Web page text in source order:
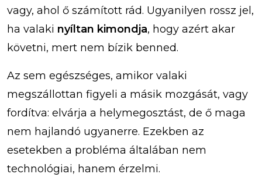
vagy, ahol ő számított rád. Ugyanilyen rossz jel,
ha valaki nyíltan kimondja, hogy azért akar
követni, mert nem bízik benned.
Az sem egészséges, amikor valaki
megszállottan figyeli a másik mozgását, vagy
fordítva: elvárja a helymegosztást, de ő maga
nem hajlandó ugyanerre. Ezekben az
esetekben a probléma általában nem
technológiai, hanem érzelmi.